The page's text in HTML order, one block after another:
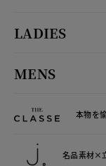
LADIES
MENS
本物を
名品素材×